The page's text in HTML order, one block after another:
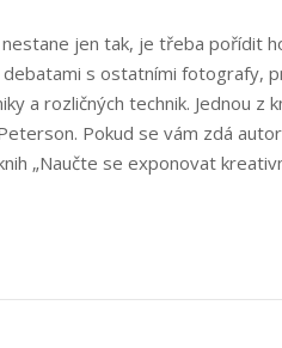
jen tak, je třeba pořídit
s ostatními fotografy,
a rozličných technik. Jednou z
Pokud se vám zdá
„Naučte se exponovat